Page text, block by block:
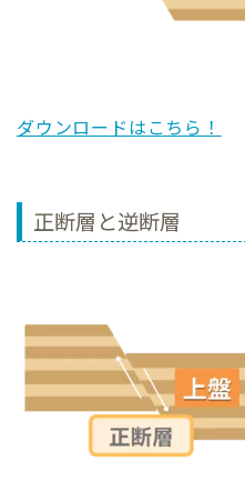
ダウンロードはこちら！
正断層と逆断層